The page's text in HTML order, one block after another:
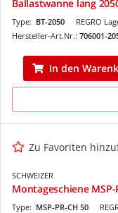
Ballastwanne lang
REGRO
Type: BT-2050
Hersteller-Art.Nr.: 706001-
In den
Zu Favoriten
SCHWEIZER
Montageschiene MSP-
Type: MSP-PR-CH 50